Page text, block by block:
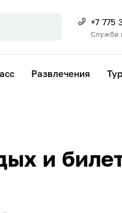
+7 775
Служба
Развлечения
и